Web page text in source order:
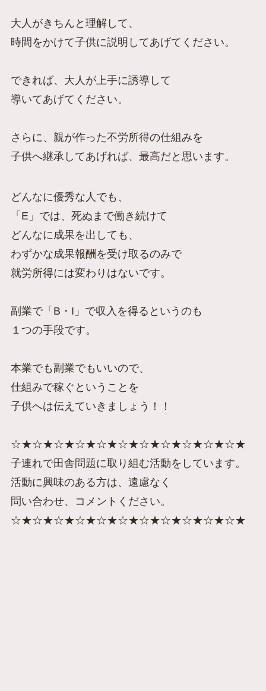
大人がきちんと理解して、
時間をかけて子供に説明してあげてください。
できれば、大人が上手に誘導して
導いてあげてください。
さらに、親が作った不労所得の仕組みを
子供へ継承してあげれば、最高だと思います。
どんなに優秀な人でも、
「E」では、死ぬまで働き続けて
どんなに成果を出しても、
わずかな成果報酬を受け取るのみで
就労所得には変わりはないです。
副業で「B・I」で収入を得るというのも
１つの手段です。
本業でも副業でもいいので、
仕組みで稼ぐということを
子供へは伝えていきましょう！！
☆★☆★☆★☆★☆★☆★☆★☆★☆★☆★☆★
子連れで田舎問題に取り組む活動をしています。
活動に興味のある方は、遠慮なく
問い合わせ、コメントください。
☆★☆★☆★☆★☆★☆★☆★☆★☆★☆★☆★